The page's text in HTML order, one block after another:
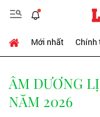
Mới nhất Chính
ÂM DƯƠNG
NĂM 2026